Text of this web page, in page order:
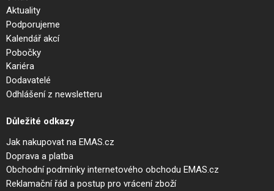
Aktuality
Podporujeme
Kalendář akcí
Pobočky
Kariéra
Dodavatelé
Odhlášení z newsletteru
Důležité odkazy
Jak nakupovat na EMAS.cz
Doprava a platba
Obchodní podmínky internetového obchodu EMAS.cz
Reklamační řád a postup pro vrácení zboží